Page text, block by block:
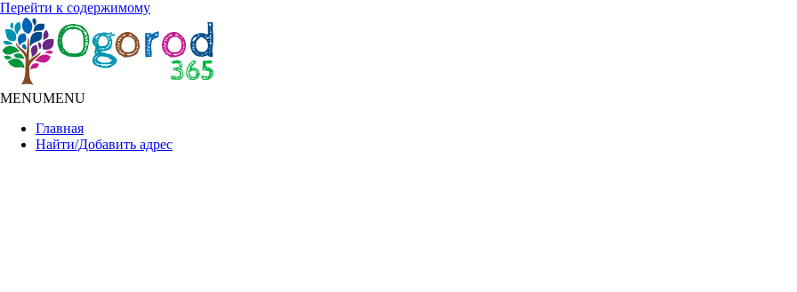
Перейти к содержимому
MENUMENU
Главная
Найти/Добавить адрес